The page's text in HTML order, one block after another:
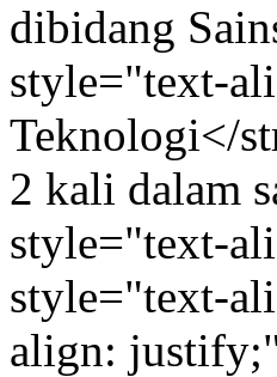
dibidang
style="text-
Teknologi</
2 kali dalam
style="text-
style="text-
align: